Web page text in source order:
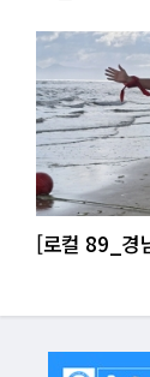
[로컬 89_경